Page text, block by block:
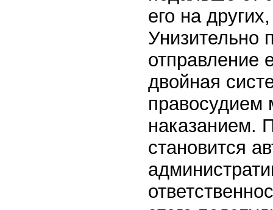
его на
Унизительно
отправление
двойная
наказанием.
становится